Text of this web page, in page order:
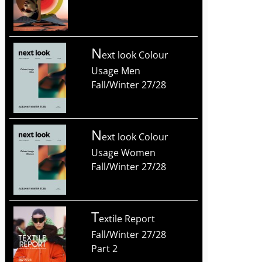
next look Colour
Usage Men
Fall/Winter 27/28
next look Colour
Usage Women
Fall/Winter 27/28
Textile Report
Fall/Winter 27/28
Part 2